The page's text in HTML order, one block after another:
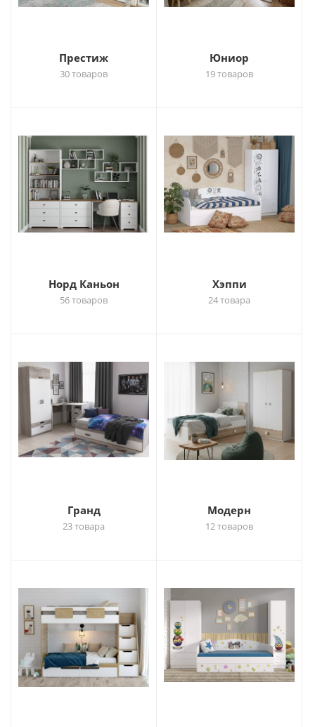
Престиж
30 товаров
Юниор
19 товаров
Норд Каньон
56 товаров
Хэппи
24 товара
Гранд
23 товара
Модерн
12 товаров